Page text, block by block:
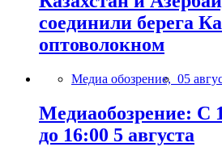
соединили берега
оптоволокном
Медиа обозрение, 05
Медиаобозрение: С
до 16:00 5 августа